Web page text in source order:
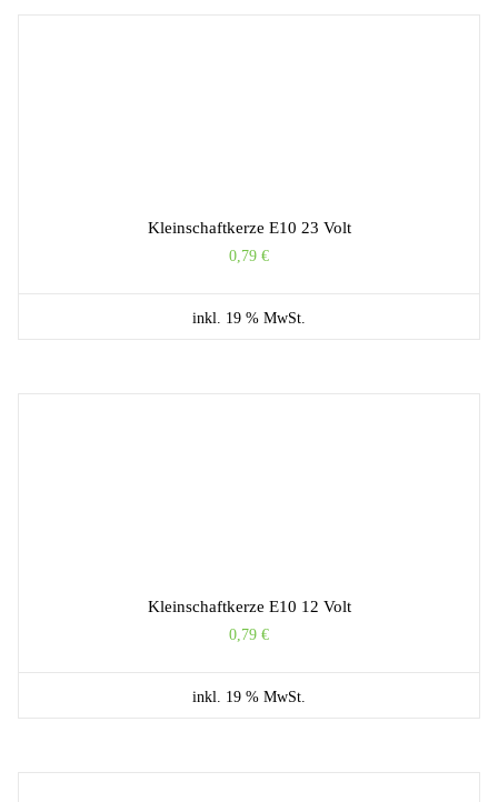
Kleinschaftkerze E10 23 Volt
0,79 €
inkl. 19 % MwSt.
Kleinschaftkerze E10 12 Volt
0,79 €
inkl. 19 % MwSt.